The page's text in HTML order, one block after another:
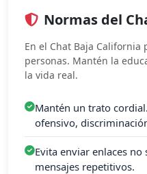
Normas del
En el Chat Baja
personas. Mantén la
la vida real.
Mantén un trato
ofensivo,
Evita enviar enlaces
mensajes repetitivos.